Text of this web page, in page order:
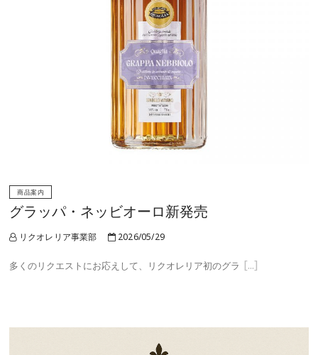
商品案内
グラッパ・ネッビオーロ新発売
リクオレリア事業部 2026/05/29
多くのリクエストにお応えして、リクオレリア初のグラ